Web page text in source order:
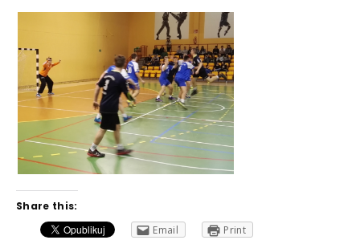
Share this:
Email
Print